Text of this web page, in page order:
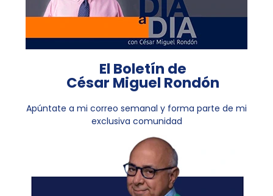
El Boletín de
César Miguel Rondón
Apúntate a mi correo semanal y forma parte de mi
exclusiva comunidad